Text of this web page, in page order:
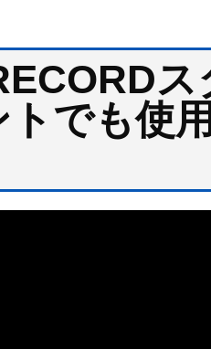
トでも使